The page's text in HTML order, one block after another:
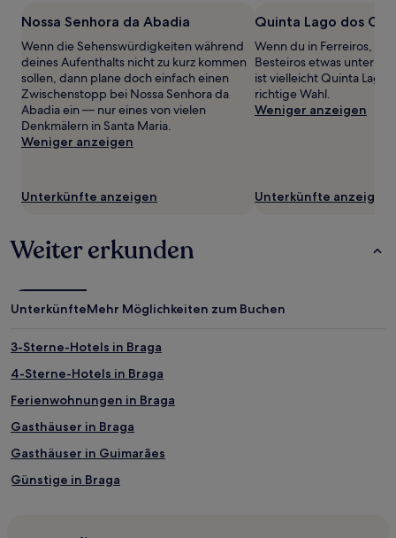
Verfügbarkeiten
können
sich
ändern.
Es
können
zusätzliche
Bedingungen
gelten.
Nossa Senhora da Abadia
Wenn die Sehenswürdigkeiten während
deines Aufenthalts nicht zu kurz kommen
sollen, dann plane doch einfach einen
Zwischenstopp bei Nossa Senhora da
Abadia ein — nur eines von vielen
Denkmälern in Santa Maria.
Weniger anzeigen
Unterkünfte anzeigen
Quinta Lago dos
Wenn du in Ferreiros,
Besteiros etwas
ist vielleicht Quinta Lago
richtige Wahl.
Weniger anzeigen
Unterkünfte anzeigen
Weiter erkunden
UnterkünfteMehr Möglichkeiten zum Buchen
3-Sterne-Hotels in Braga
4-Sterne-Hotels in Braga
Ferienwohnungen in Braga
Gasthäuser in Braga
Gasthäuser in Guimarães
Günstige in Braga